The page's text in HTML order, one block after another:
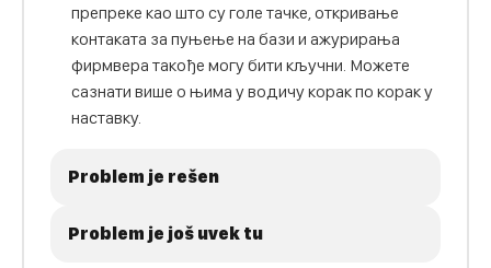
препреке као што су голе тачке, откривање
контаката за пуњење на бази и ажурирања
фирмвера такође могу бити кључни. Можете
сазнати више о њима у водичу корак по корак у
наставку.
Problem je rešen
Problem je još uvek tu